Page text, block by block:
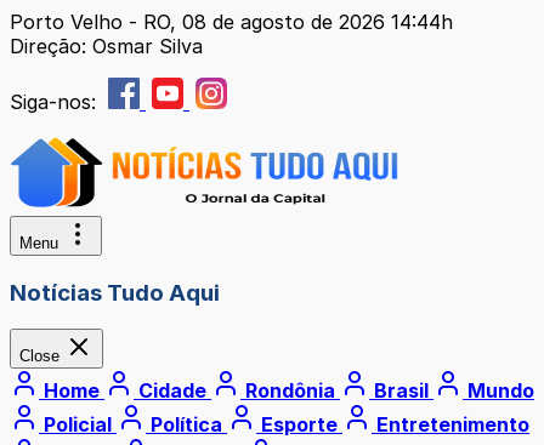
Porto Velho - RO, 08 de agosto de 2026 14:44h
Direção: Osmar Silva
Siga-nos:
Menu
Notícias Tudo Aqui
Close
Home Cidade Rondônia Brasil
Mundo
Policial
Política Esporte
Entretenimento